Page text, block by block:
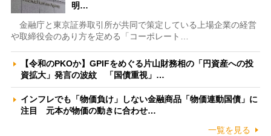
明…
金融庁と東京証券取引所が共同で策定している上場企業の経営
や取締役会のあり方を定める「コーポレート…
【令和のPKOか】GPIFをめぐる片山財務相の「円資産への投
資拡大」発言の波紋 「国債重視」…
インフレでも「物価負け」しない金融商品「物価連動国債」に
注目 元本が物価の動きに合わせ…
一覧を見る